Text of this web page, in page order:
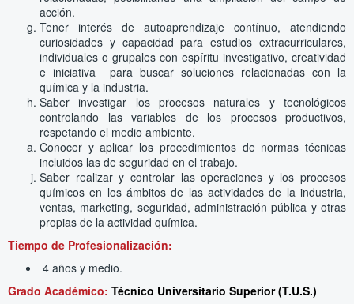
acción.
Tener interés de autoaprendizaje contínuo, atendiendo
curiosidades y capacidad para estudios extracurriculares,
individuales o grupales con espíritu investigativo, creatividad
e iniciativa para buscar soluciones relacionadas con la
química y la industria.
Saber investigar los procesos naturales y tecnológicos
controlando las variables de los procesos productivos,
respetando el medio ambiente.
Conocer y aplicar los procedimientos de normas técnicas
incluidos las de seguridad en el trabajo.
Saber realizar y controlar las operaciones y los procesos
químicos en los ámbitos de las actividades de la industria,
ventas, marketing, seguridad, administración pública y otras
propias de la actividad química.
Tiempo de Profesionalización:
4 años y medio.
Grado Académico: Técnico Universitario Superior (T.U.S.)